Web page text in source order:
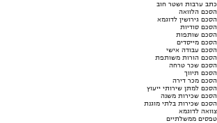
כתב ערבות ושטר חוב
הסכם הלוואה
הסכם גירושין לדוגמא
הסכם סודיות
הסכם שותפות
הסכם מייסדים
הסכם עבודה אישי
הסכם הורות משותפת
הסכם שכר טרחה
הסכם תיווך
הסכם מכר דירה
הסכם למתן שירותי ייעוץ
הסכם שכירות משנה
הסכם שכירות בלתי מוגנת
צוואה לדוגמא
טפסים ממשלתיים